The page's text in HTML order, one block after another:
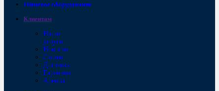
Пищевое оборудование
Клиентам
Наши
услуги
Новости
Статьи
Доставка
Гарантии
Аренда